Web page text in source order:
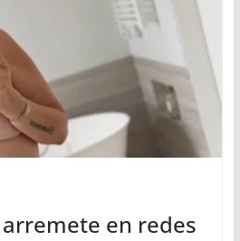
en redes